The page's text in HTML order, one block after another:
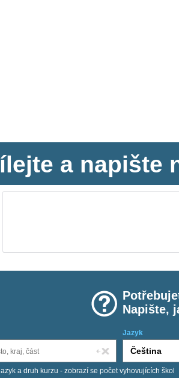
a napište
Napište,
Jazyk
a druh kurzu - zobrazí se počet vyhovujících škol